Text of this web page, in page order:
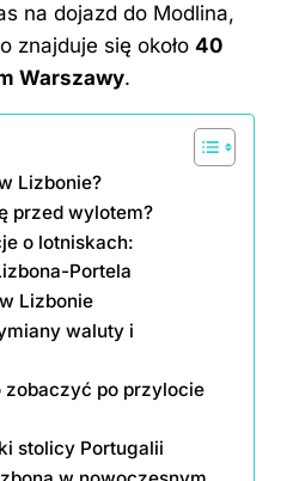
na dojazd do Modlina,
znajduje się około 40
Warszawy.
Lizbonie?
przed wylotem?
o lotniskach:
Portela
Lizbonie
waluty i
po przylocie
stolicy Portugalii